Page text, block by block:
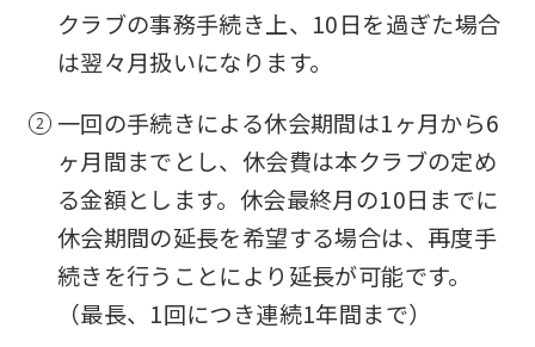
クラブの事務手続き上、10日を過ぎた場合
は翌々月扱いになります。
一回の手続きによる休会期間は1ヶ月から6
ヶ月間までとし、休会費は本クラブの定め
る金額とします。休会最終月の10日までに
休会期間の延長を希望する場合は、再度手
続きを行うことにより延長が可能です。
（最長、1回につき連続1年間まで）
translated
into
Click
the
link
below
(start
automatic